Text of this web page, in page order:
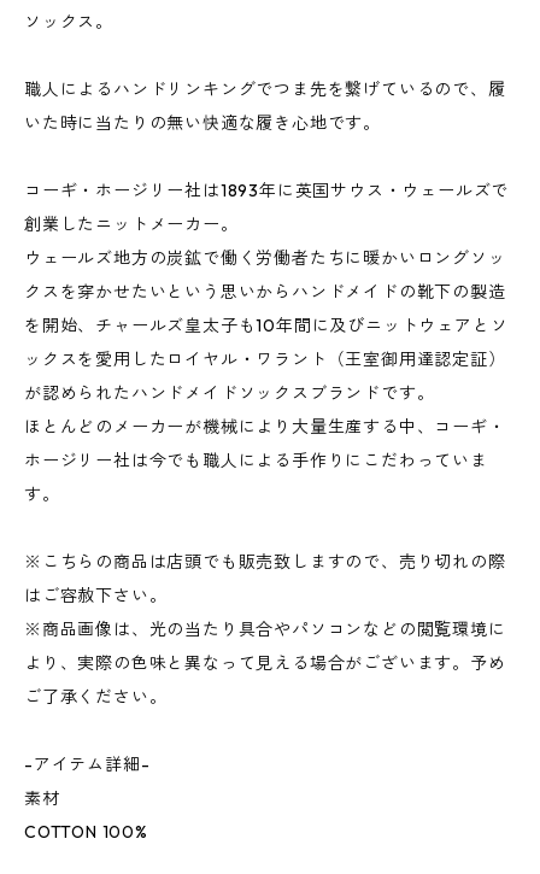
ソックス。
職人によるハンドリンキングでつま先を繋げているので、履
いた時に当たりの無い快適な履き心地です。
コーギ・ホージリー社は1893年に英国サウス・ウェールズで
創業したニットメーカー。
ウェールズ地方の炭鉱で働く労働者たちに暖かいロングソッ
クスを穿かせたいという思いからハンドメイドの靴下の製造
を開始、チャールズ皇太子も10年間に及びニットウェアとソ
ックスを愛用したロイヤル・ワラント（王室御用達認定証）
が認められたハンドメイドソックスブランドです。
ほとんどのメーカーが機械により大量生産する中、コーギ・
ホージリー社は今でも職人による手作りにこだわっていま
す。
※こちらの商品は店頭でも販売致しますので、売り切れの際
はご容赦下さい。
※商品画像は、光の当たり具合やパソコンなどの閲覧環境に
より、実際の色味と異なって見える場合がございます。予め
ご了承ください。
-アイテム詳細-
素材
COTTON 100%